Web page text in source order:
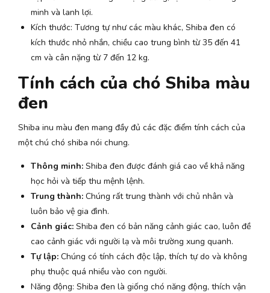
minh và lanh lợi.
Kích thước: Tương tự như các màu khác, Shiba đen có
kích thước nhỏ nhắn, chiều cao trung bình từ 35 đến 41
cm và cân nặng từ 7 đến 12 kg.
Tính cách của chó Shiba màu
đen
Shiba inu màu đen mang đầy đủ các đặc điểm tính cách của
một chú chó shiba nói chung.
Thông minh: Shiba đen được đánh giá cao về khả năng
học hỏi và tiếp thu mệnh lệnh.
Trung thành: Chúng rất trung thành với chủ nhân và
luôn bảo vệ gia đình.
Cảnh giác: Shiba đen có bản năng cảnh giác cao, luôn đề
cao cảnh giác với người lạ và môi trường xung quanh.
Tự lập: Chúng có tính cách độc lập, thích tự do và không
phụ thuộc quá nhiều vào con người.
Năng động: Shiba đen là giống chó năng động, thích vận